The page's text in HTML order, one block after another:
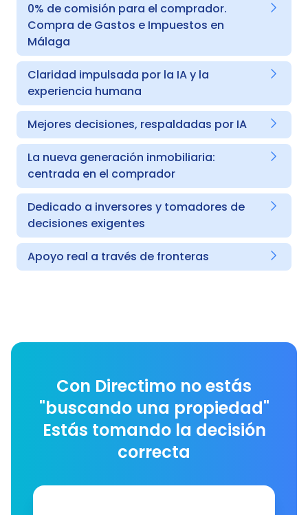
0% de comisión para el comprador.
Compra de Gastos e Impuestos en
Málaga
Claridad impulsada por la IA y la
experiencia humana
Mejores decisiones, respaldadas por IA
La nueva generación inmobiliaria:
centrada en el comprador
Dedicado a inversores y tomadores de
decisiones exigentes
Apoyo real a través de fronteras
Con Directimo no estás
"buscando una propiedad"
Estás tomando la decisión
correcta